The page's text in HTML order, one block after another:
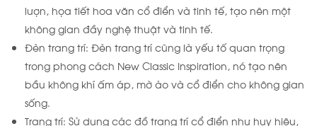
lượn, họa tiết hoa văn cổ điển và tinh tế, tạo nên một
không gian đầy nghệ thuật và tinh tế.
Đèn trang trí: Đèn trang trí cũng là yếu tố quan trọng
trong phong cách New Classic Inspiration, nó tạo nên
bầu không khí ấm áp, mờ ảo và cổ điển cho không gian
sống.
Trang trí: Sử dụng các đồ trang trí cổ điển như huy hiệu,